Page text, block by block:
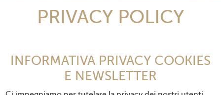
PRIVACY POLICY
INFORMATIVA PRIVACY COOKIES
E NEWSLETTER